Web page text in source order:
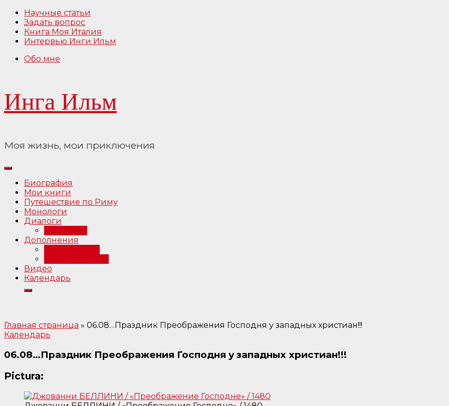
Перейти
содержимому
Научные статьи
Задать вопрос
Книга Моя Италия
Интервью Инги Ильм
Обо мне
Инга Ильм
Моя жизнь, мои приключения
Биография
Мои книги
Путешествие по Риму
Монологи
Диалоги
Дополнения
Видео
Календарь
Главная страница » 06.08…Праздник Преображения Господня у западных христиан!!!
Календарь
06.08…Праздник Преображения Господня у западных христиан!!!
Pictura: